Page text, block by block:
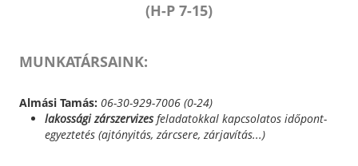
(H-P 7-15)
MUNKATÁRSAINK:
Almási Tamás: 06-30-929-7006 (0-24)
lakossági zárszervizesfeladatokkal kapcsolatos időpont-
egyeztetés (ajtónyitás, zárcsere, zárjavítás...)